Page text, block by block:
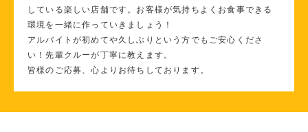
している楽しい店舗です。お客様が気持ちよくお食事できる
環境を一緒に作っていきましょう！
アルバイトが初めてや久しぶりという方でもご安心くださ
い！先輩クルーが丁寧に教えます。
皆様のご応募、心よりお待ちしております。